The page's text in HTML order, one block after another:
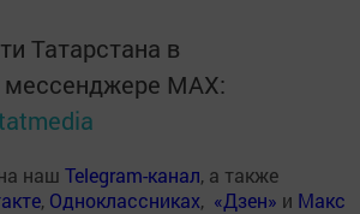
Татарстана в
MАХ:
наш Telegram-канал, а также
, Одноклассниках, «Дзен» и Макс